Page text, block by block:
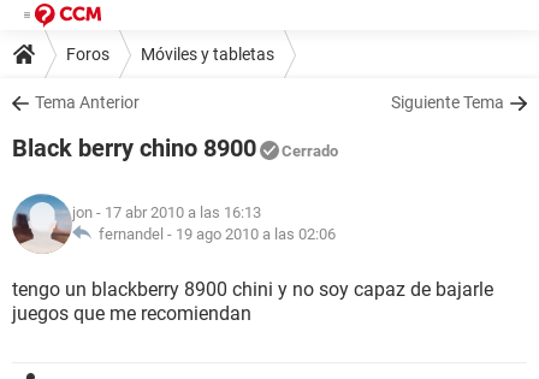
Foros Móviles y tabletas
Tema Anterior Siguiente Tema
Black berry chino 8900 Cerrado
jon - 17 abr 2010 a las 16:13
fernandel - 19 ago 2010 a las 02:06
tengo un blackberry 8900 chini y no soy capaz de bajarle
juegos que me recomiendan